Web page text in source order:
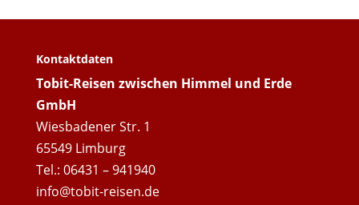
Kontaktdaten
Tobit-Reisen zwischen Himmel und Erde
GmbH
Wiesbadener Str. 1
65549 Limburg
Tel.: 06431 – 941940
info@tobit-reisen.de